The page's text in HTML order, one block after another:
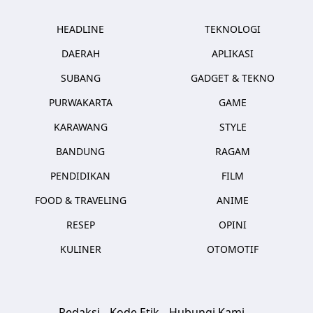
HEADLINE
DAERAH
SUBANG
PURWAKARTA
KARAWANG
BANDUNG
PENDIDIKAN
FOOD & TRAVELING
RESEP
KULINER
TEKNOLOGI
APLIKASI
GADGET & TEKNO
GAME
STYLE
RAGAM
FILM
ANIME
OPINI
OTOMOTIF